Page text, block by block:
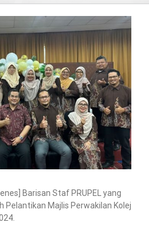
Barisan Staf PRUPEL yang
Pelantikan Majlis Perwakilan Kolej